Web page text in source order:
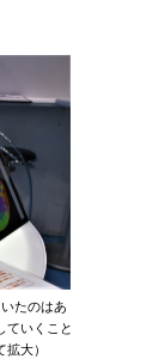
たのはあ
ていくこと
大）